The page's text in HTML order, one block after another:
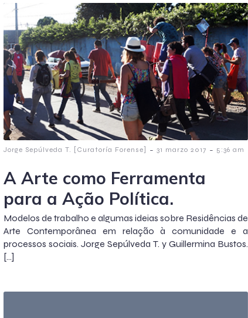
Jorge Sepúlveda T. [Curatoría Forense] - 31 marzo 2017 - 5:36 am
A Arte como Ferramenta
para a Ação Política.
Modelos de trabalho e algumas ideias sobre Residências de
Arte Contemporânea em relação à comunidade e a
processos sociais. Jorge Sepúlveda T. y Guillermina Bustos.
[…]